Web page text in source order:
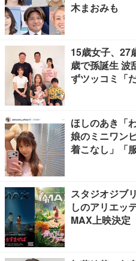
木まおみも
15歳女子、27
歳で孫誕生 波
ずツッコミ「
ほしのあき「
娘のミニワン
着こなし」「
スタジオジブ
しのアリエッ
MAX上映決定